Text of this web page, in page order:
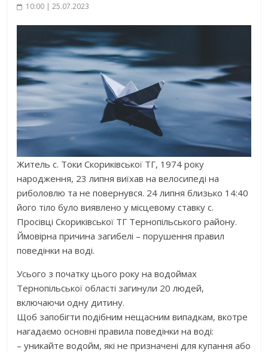
10:00 | 25.07.2023
Житель с. Токи Скориківської ТГ, 1974 року
народження, 23 липня виїхав на велосипеді на
риболовлю та не повернувся. 24 липня близько 14:40
його тіло було виявлено у місцевому ставку с.
Просівці Скориківської ТГ Тернопільського району.
Ймовірна причина загибелі – порушення правил
поведінки на воді.
Усього з початку цього року на водоймах
Тернопільської області загинули 20 людей,
включаючи одну дитину.
Щоб запобігти подібним нещасним випадкам, вкотре
нагадаємо основні правила поведінки на воді:
– уникайте водойм, які не призначені для купання або